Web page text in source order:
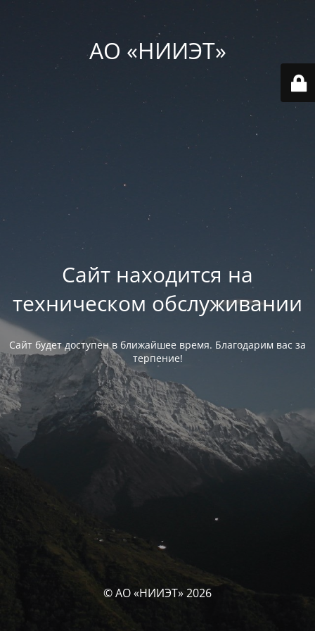
АО «НИИЭТ»
Сайт находится на
техническом обслуживании
Сайт будет доступен в ближайшее время. Благодарим вас за
терпение!
© АО «НИИЭТ» 2026